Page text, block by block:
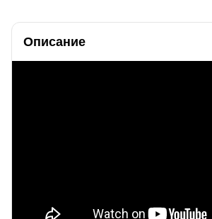
Описание